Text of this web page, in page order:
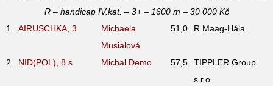
R – handicap IV.kat. – 3+ – 1600 m – 30 000 Kč
1
AIRUSCHKA, 3
Michaela
Musialová
51,0 R.Maag-Hála
2 NID(POL), 8 s Michal Demo 57,5
TIPPLER Group
s.r.o.